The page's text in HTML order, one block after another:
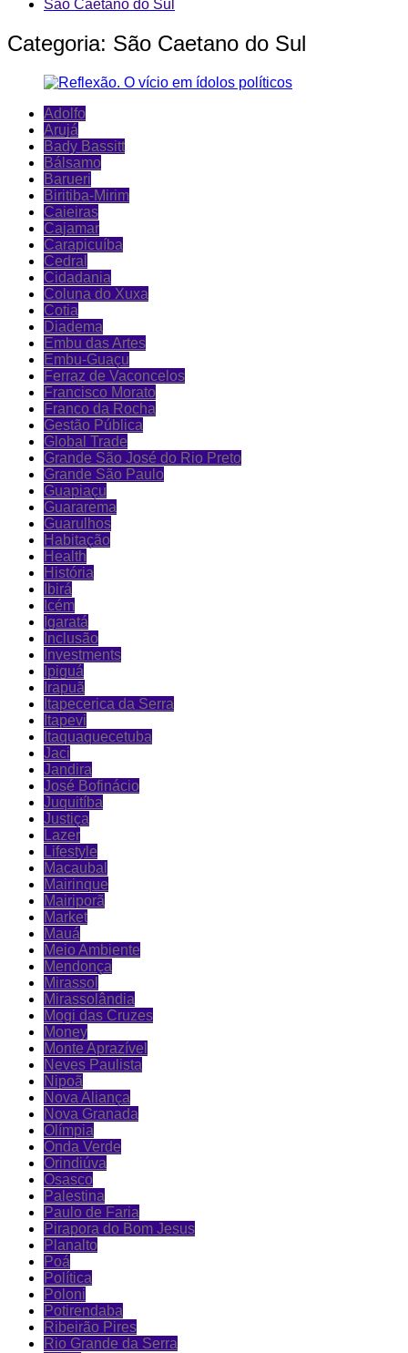
São Caetano do Sul
Categoria: São Caetano do Sul
Adolfo
Arujá
Bady Bassitt
Bálsamo
Barueri
Biritiba-Mirim
Caieiras
Cajamar
Carapicuíba
Cedral
Cidadania
Coluna do Xuxa
Cotia
Diadema
Embu das Artes
Embu-Guaçu
Ferraz de Vaconcelos
Francisco Morato
Franco da Rocha
Gestão Pública
Global Trade
Grande São José do Rio Preto
Grande São Paulo
Guapiaçu
Guararema
Guarulhos
Habitação
Health
História
Ibirá
Icém
Igaratá
Inclusão
Investments
Ipiguá
Irapuã
Itapecerica da Serra
Itapevi
Itaquaquecetuba
Jaci
Jandira
José Bofinácio
Juquitíba
Justiça
Lazer
Lifestyle
Macaubal
Mairinque
Mairiporã
Market
Mauá
Meio Ambiente
Mendonça
Mirassol
Mirassolândia
Mogi das Cruzes
Money
Monte Aprazível
Neves Paulista
Nipoã
Nova Aliança
Nova Granada
Olímpia
Onda Verde
Orindiúva
Osasco
Palestina
Paulo de Faria
Pirapora do Bom Jesus
Planalto
Poá
Política
Poloni
Potirendaba
Ribeirão Pires
Rio Grande da Serra